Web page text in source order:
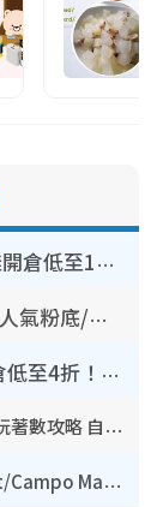
開倉優惠 | 尖沙咀海港城名牌波鞋開倉低至1折！On鞋$899起／Joy&Peace鞋履$98起
CHANEL美妝限時減價低至3折！人氣粉底/唇膏/精華液低至$275！COCO香水都有平
開倉優惠｜尖沙咀名牌行李箱開倉低至4折！一連5日 American Tourister/ace./Hallmark $200起！
【8月生日優惠2026】全港85大食買玩著數攻略 自助餐/火鍋放題同行免費＋誠品/DONKI送現金券
開倉優惠｜銅鑼灣時代廣場Doughnut/Campo Marzio開倉低至1折！背囊、書包、手袋劈價$200起